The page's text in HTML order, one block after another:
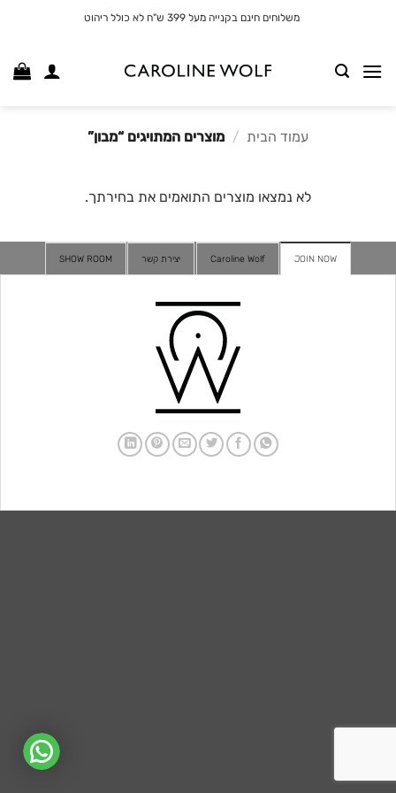
משלוחים חינם בקנייה מעל 399 ש"ח לא כולל ריהוט
עמוד הבית / מוצרים המתויגים “מבון”
לא נמצאו מוצרים התואמים את בחירתך.
JOIN NOW
Caroline Wolf יצירת קשר SHOW ROOM